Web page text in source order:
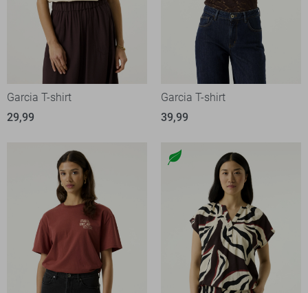
Garcia T-shirt
29,99
Garcia T-shirt
39,99